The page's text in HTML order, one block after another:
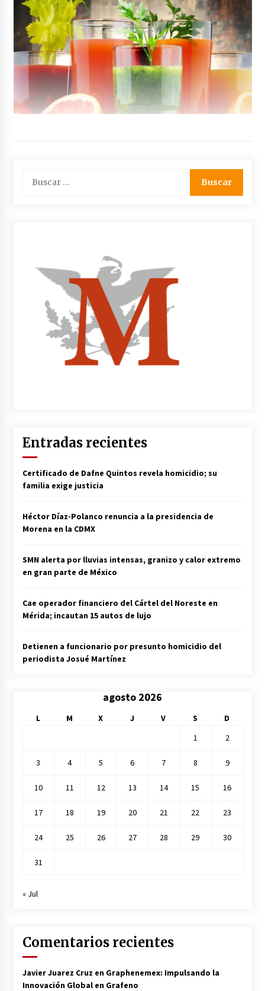
Entradas recientes
Certificado de Dafne Quintos revela homicidio; su
familia exige justicia
Héctor Díaz-Polanco renuncia a la presidencia de
Morena en la CDMX
SMN alerta por lluvias intensas, granizo y calor extremo
en gran parte de México
Cae operador financiero del Cártel del Noreste en
Mérida; incautan 15 autos de lujo
Detienen a funcionario por presunto homicidio del
periodista Josué Martínez
agosto 2026
L M X J V S
D
1
2
3 4 5 6 7 8 9
10 11 12 13 14 15 16
17 18 19 20 21 22 23
24 25 26 27 28 29 30
31
« Jul
Comentarios recientes
Javier Juarez Cruz en Graphenemex: Impulsando la
Innovación Global en Grafeno